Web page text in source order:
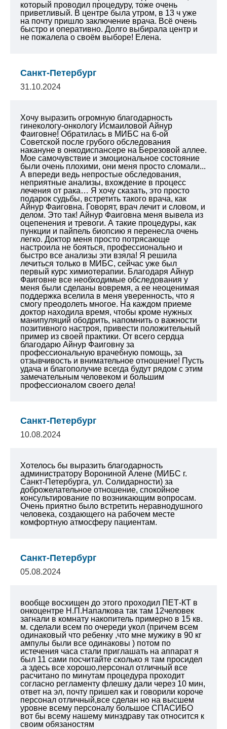
который проводил процедуру, тоже очень
приветливый. В центре была утром, в 13 ч уже
на почту пришло заключение врача. Всё очень
быстро и оперативно. Долго выбирала центр и
не пожалела о своём выборе! Елена.
Санкт-Петербург
31.10.2024
Хочу выразить огромную благодарность
гинекологу-онкологу Исмаиловой Айнур
Фаиговне! Обратилась в МИБС на 6-ой
Советской после грубого обследования
накануне в онкодиспансере на Березовой аллее.
Мое самочувствие и эмоциональное состояние
были очень плохими, они меня просто сломали...
А впереди ведь непростые обследования,
неприятные анализы, вхождение в процесс
лечения от рака… Я хочу сказать, это просто
подарок судьбы, встретить такого врача, как
Айнур Фаиговна. Говорят, врач лечит и словом, и
делом. Это так! Айнур Фаиговна меня вывела из
оцепенения и тревоги. А такие процедуры, как
пункции и пайпель биопсию я перенесла очень
легко. Доктор меня просто потрясающе
настроила не бояться, профессионально и
быстро все анализы эти взяла! Я решила
лечиться только в МИБС, сейчас уже был
первый курс химиотерапии. Благодаря Айнур
Фаиговне все необходимые обследования у
меня были сделаны вовремя, а ее неоценимая
поддержка вселила в меня уверенность, что я
смогу преодолеть многое. На каждом приеме
доктор находила время, чтобы кроме нужных
манипуляций ободрить, напомнить о важности
позитивного настроя, привести положительный
пример из своей практики. От всего сердца
благодарю Айнур Фаиговну за
профессиональную врачебную помощь, за
отзывчивость и внимательное отношение! Пусть
удача и благополучие всегда будут рядом с этим
замечательным человеком и большим
профессионалом своего дела!
Санкт-Петербург
10.08.2024
Хотелось бы выразить благодарность
администратору Ворониной Алене (МИБС г.
Санкт-Петербурга, ул. Солидарности) за
доброжелательное отношение, спокойное
консультирование по возникающим вопросам.
Очень приятно было встретить неравнодушного
человека, создающего на рабочем месте
комфортную атмосферу пациентам.
Санкт-Петербург
05.08.2024
вообще восхищен до этого проходил ПЕТ-КТ в
онкоцентре Н.П.Напалкова так там 12человек
загнали в комнату накопитель примерно в 15 кв.
м. сделали всем по очереди укол (причем всем
одинаковый что ребенку ,что мне мужику в 90 кг
ампулы были все одинаковы ) потом по
истечения часа стали приглашать на аппарат я
был 11 сами посчитайте сколько я там просидел
.а здесь все хорошо,персонал отличный все
расчитано по минутам процедура проходит
согласно регламенту флешку дали через 10 мин,
ответ на эл, почту пришел как и говорили короче
персонал отличный,все сделан но на высшем
уровне всему персоналу большое СПАСИБО
вот бы всему нашему минздраву так относится к
своим обязаностям